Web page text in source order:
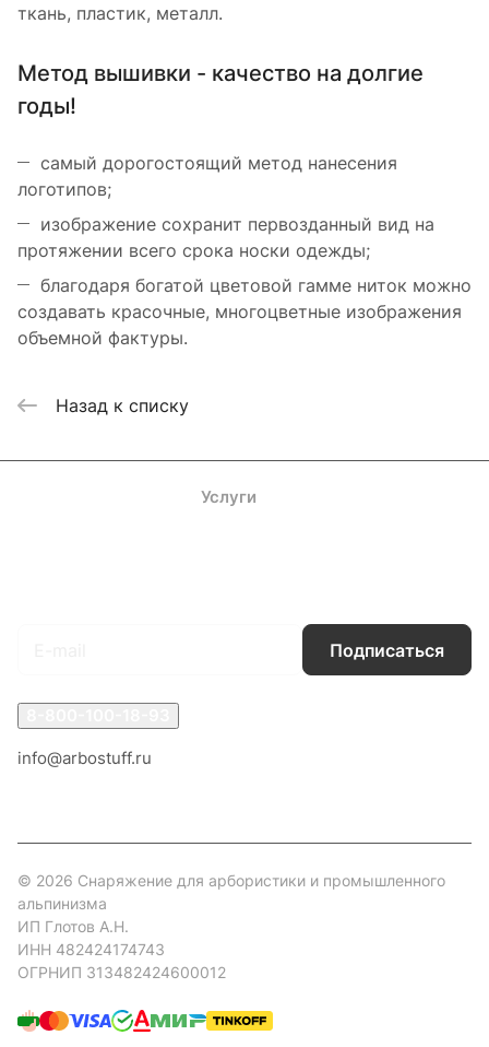
ткань, пластик, металл.
Метод вышивки - качество на долгие
годы!
самый дорогостоящий метод нанесения
логотипов;
изображение сохранит первозданный вид на
протяжении всего срока носки одежды;
благодаря богатой цветовой гамме ниток можно
создавать красочные, многоцветные изображения
объемной фактуры.
Назад к списку
Услуги
Подписаться
info@arbostuff.ru
© 2026 Снаряжение для арбористики и промышленного
альпинизма
ИП Глотов А.Н.
ИНН 482424174743
ОГРНИП 313482424600012